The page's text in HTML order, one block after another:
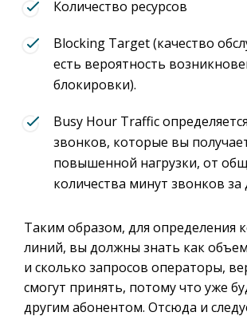
Количество ресурсов
Blocking Target (качество
есть вероятность
блокировки).
Busy Hour Traffic
звонков, которые вы
повышенной нагрузки, от
количества минут звонков за
Таким образом, для определения
линий, вы должны знать как
и сколько запросов операторы,
смогут принять, потому что уже
другим абонентом. Отсюда и